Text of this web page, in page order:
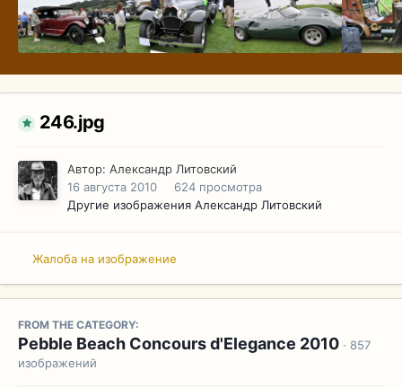
246.jpg
Автор: Александр Литовский
16 августа 2010
624 просмотра
Другие изображения Александр Литовский
Жалоба на изображение
FROM THE CATEGORY:
Pebble Beach Concours d'Elegance 2010 · 857
изображений